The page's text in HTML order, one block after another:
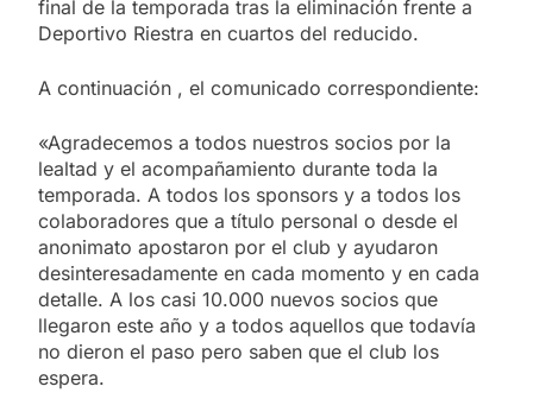
final de la temporada tras la eliminación frente a
Deportivo Riestra en cuartos del reducido.
A continuación , el comunicado correspondiente:
«Agradecemos a todos nuestros socios por la
lealtad y el acompañamiento durante toda la
temporada. A todos los sponsors y a todos los
colaboradores que a título personal o desde el
anonimato apostaron por el club y ayudaron
desinteresadamente en cada momento y en cada
detalle. A los casi 10.000 nuevos socios que
llegaron este año y a todos aquellos que todavía
no dieron el paso pero saben que el club los
espera.